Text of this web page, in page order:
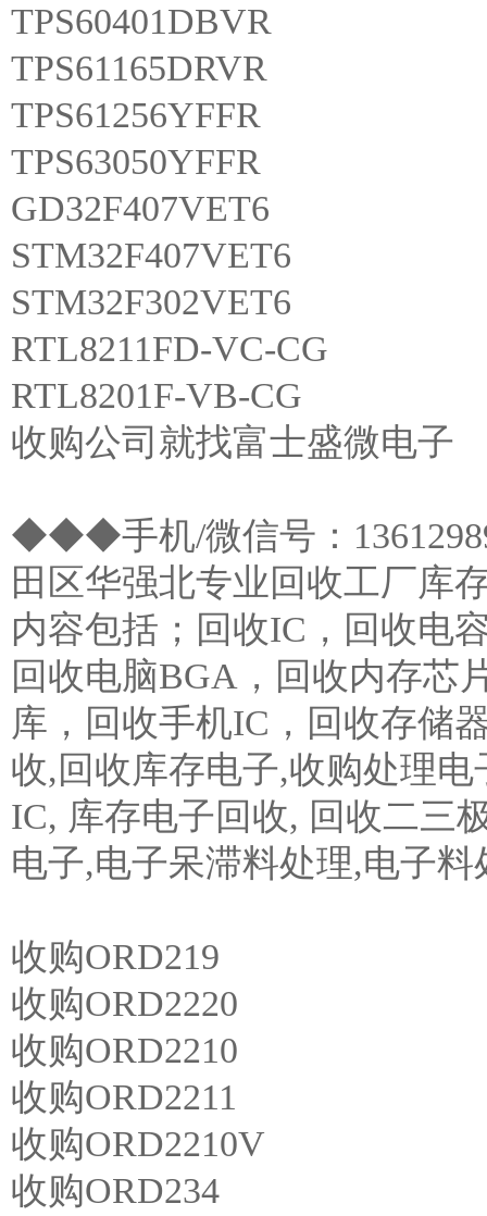
TPS60401DBVR
TPS61165DRVR
TPS61256YFFR
TPS63050YFFR
GD32F407VET6
STM32F407VET6
STM32F302VET6
RTL8211FD-VC-CG
RTL8201F-VB-CG
收购公司就找富士盛微电子
◆◆◆手机/微信号：
田区华强北专业回收工厂库
内容包括；回收IC，回收电
回收电脑BGA，回收内存芯
库，回收手机IC，回收存储
收,回收库存电子,收购处理
IC, 库存电子回收, 回收二三
电子,电子呆滞料处理,电子
收购ORD219
收购ORD2220
收购ORD2210
收购ORD2211
收购ORD2210V
收购ORD234